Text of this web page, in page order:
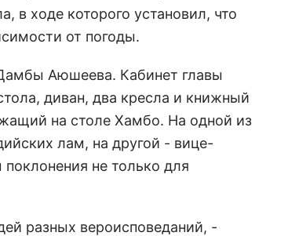
в ходе которого установил, что
от погоды.
Аюшеева. Кабинет главы
диван, два кресла и книжный
на столе Хамбо. На одной из
лам, на другой - вице-
не только для
разных вероисповеданий, -